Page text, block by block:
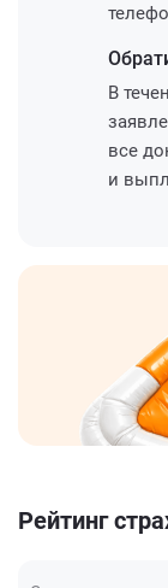
В
все
и
Рейтинг